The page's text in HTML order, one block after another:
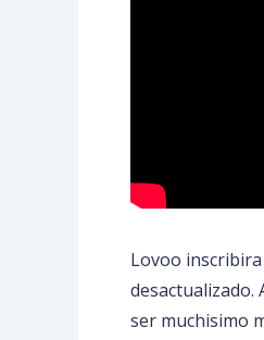
Lovoo
desactualizado.
ser muchisimo